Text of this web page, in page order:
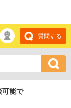
質問する
可能で